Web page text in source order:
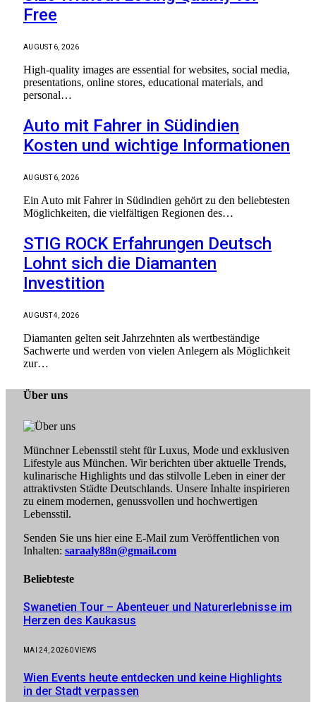
Free
AUGUST 6, 2026
High-quality images are essential for websites, social media,
presentations, online stores, educational materials, and
personal…
Auto mit Fahrer in Südindien
Kosten und wichtige Informationen
AUGUST 6, 2026
Ein Auto mit Fahrer in Südindien gehört zu den beliebtesten
Möglichkeiten, die vielfältigen Regionen des…
STIG ROCK Erfahrungen Deutsch
Lohnt sich die Diamanten
Investition
AUGUST 4, 2026
Diamanten gelten seit Jahrzehnten als wertbeständige
Sachwerte und werden von vielen Anlegern als Möglichkeit
zur…
Über uns
Münchner Lebensstil steht für Luxus, Mode und exklusiven
Lifestyle aus München. Wir berichten über aktuelle Trends,
kulinarische Highlights und das stilvolle Leben in einer der
attraktivsten Städte Deutschlands. Unsere Inhalte inspirieren
zu einem modernen, genussvollen und hochwertigen
Lebensstil.
Senden Sie uns hier eine E-Mail zum Veröffentlichen von
Inhalten: saraaly88n@gmail.com
Beliebteste
Swanetien Tour – Abenteuer und Naturerlebnisse im
Herzen des Kaukasus
MAI 24, 20260VIEWS
Wien Events heute entdecken und keine Highlights
in der Stadt verpassen